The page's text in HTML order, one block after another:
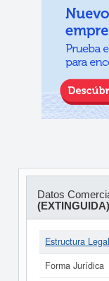
Datos
(EXTINGUIDA)
Estructura Legal
Forma Jurídica